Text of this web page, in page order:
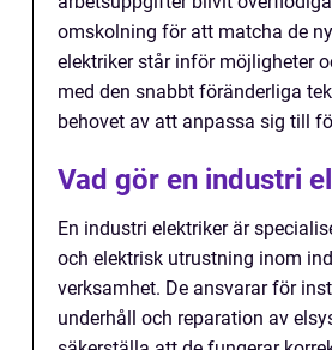
omskolning för att matcha de
elektriker står inför möjligheter
med den snabbt föränderliga
behovet av att anpassa sig till
Vad gör en industri
En industri elektriker är
och elektrisk utrustning inom
verksamhet. De ansvarar för
underhåll och reparation av